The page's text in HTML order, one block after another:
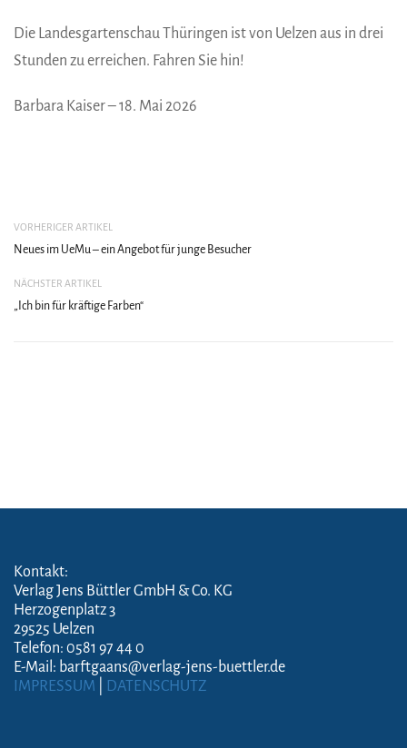
Die Landesgartenschau Thüringen ist von Uelzen aus in drei
Stunden zu erreichen. Fahren Sie hin!
Barbara Kaiser – 18. Mai 2026
VORHERIGER ARTIKEL
Neues im UeMu – ein Angebot für junge Besucher
NÄCHSTER ARTIKEL
„Ich bin für kräftige Farben“
Kontakt:
Verlag Jens Büttler GmbH & Co. KG
Herzogenplatz 3
29525 Uelzen
Telefon: 0581 97 44 0
E-Mail: barftgaans@verlag-jens-buettler.de
IMPRESSUM
DATENSCHUTZ